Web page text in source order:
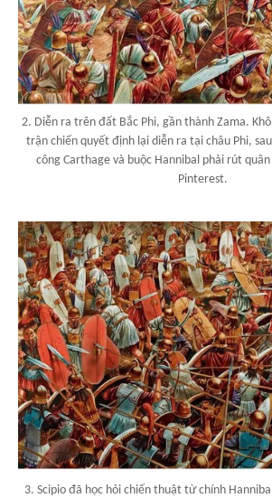
2. Diễn ra trên đất Bắc Phi, gần thành Zama.
trận chiến quyết định lại diễn ra tại châu Phi,
công Carthage và buộc Hannibal phải rút
Pinterest.
3. Scipio đã học hỏi chiến thuật từ chính